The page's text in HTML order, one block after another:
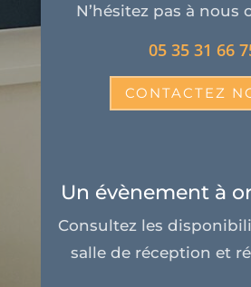
N’hésitez pas à nous
05 35 31 66
CONTACTEZ
Un évènement à
Consultez les
salle de réception et